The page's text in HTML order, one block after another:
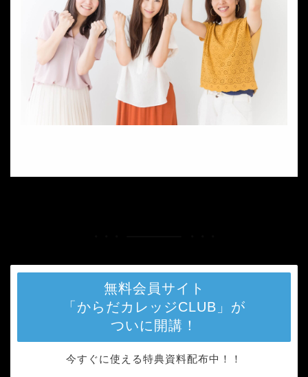
無料会員サイト
「からだカレッジCLUB」が
ついに開講！
今すぐに使える特典資料配布中！！